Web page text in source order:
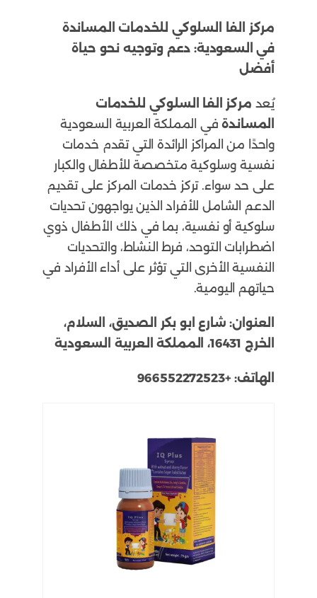
مركز الفا السلوكي للخدمات المساندة
في السعودية: دعم وتوجيه نحو حياة
أفضل
يُعد مركز الفا السلوكي للخدمات
المساندةفي المملكة العربية السعودية
واحدًا من المراكز الرائدة التي تقدم خدمات
نفسية وسلوكية متخصصة للأطفال والكبار
على حد سواء. تركز خدمات المركز على تقديم
الدعم الشامل للأفراد الذين يواجهون تحديات
سلوكية أو نفسية، بما في ذلك الأطفال ذوي
اضطرابات التوحد، فرط النشاط، والتحديات
النفسية الأخرى التي تؤثر على أداء الأفراد في
حياتهم اليومية.
العنوان: شارع ابو بكر الصديق، السلام،
الخرج 16431، المملكة العربية السعودية
الهاتف:+966552272523